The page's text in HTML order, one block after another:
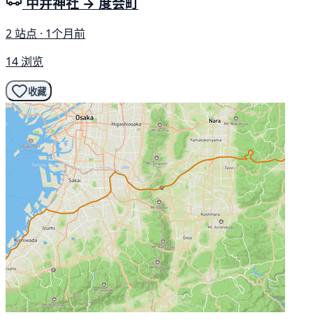
2 站点 · 1个月前
14 浏览
收藏